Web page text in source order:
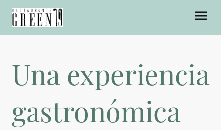
Una experiencia
gastronómica